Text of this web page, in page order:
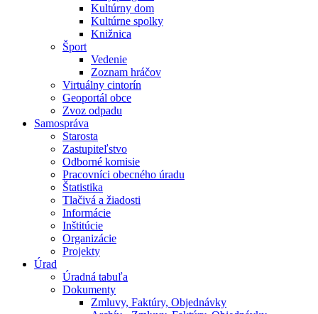
Kultúrny dom
Kultúrne spolky
Knižnica
Šport
Vedenie
Zoznam hráčov
Virtuálny cintorín
Geoportál obce
Zvoz odpadu
Samospráva
Starosta
Zastupiteľstvo
Odborné komisie
Pracovníci obecného úradu
Štatistika
Tlačivá a žiadosti
Informácie
Inštitúcie
Organizácie
Projekty
Úrad
Úradná tabuľa
Dokumenty
Zmluvy, Faktúry, Objednávky